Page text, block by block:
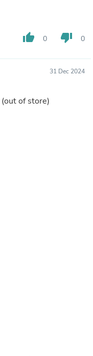
thumb_up 0 thumb_down 0
31 Dec 2024
(out of store)